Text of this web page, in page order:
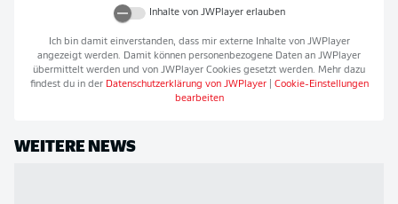
Inhalte von JWPlayererlauben
Ich bin damit einverstanden, dass mir externe Inhalte von JWPlayer
angezeigt werden. Damit können personenbezogene Daten an JWPlayer
übermittelt werden und von JWPlayer Cookies gesetzt werden. Mehr dazu
findest du in der Datenschutzerklärung von JWPlayer| Cookie-Einstellungen
bearbeiten
WEITERE NEWS